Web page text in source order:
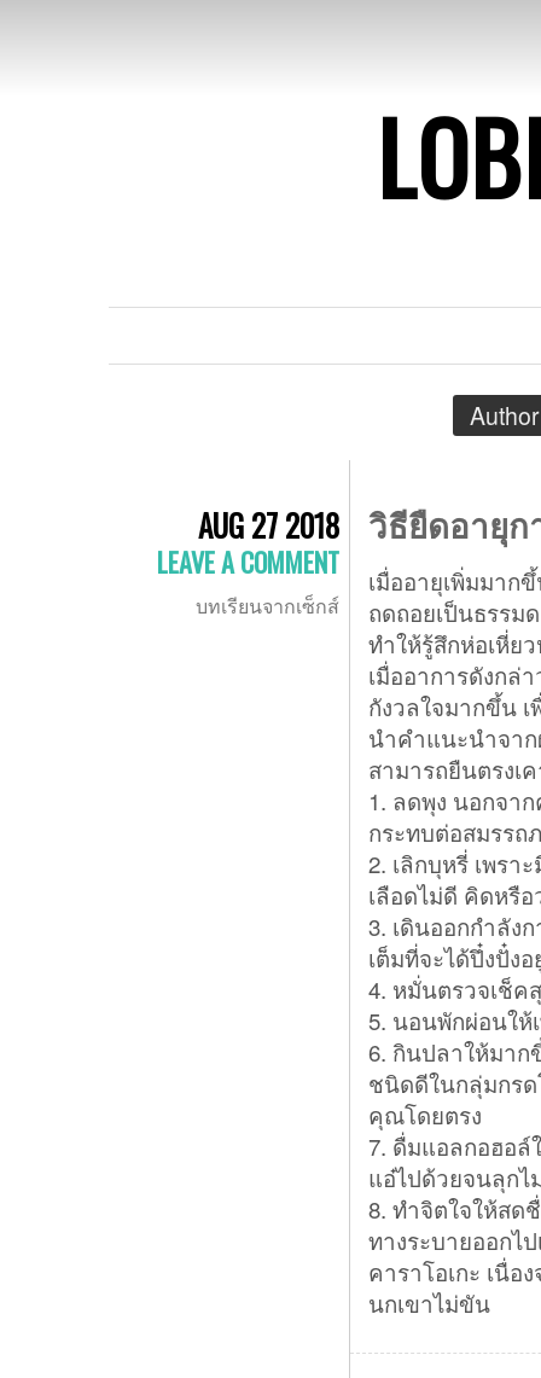
AUG 27 2018
LEAVE A COMMENT
บทเรียนจากเซ็กส์
วิธียืดอายุก
เมื่ออายุเพิ่มมาก
ถดถอยเป็นธรรม
ทำให้รู้สึกห่อเหี่ย
เมื่ออาการดังกล่
กังวลใจมากขึ้น
นำคำแนะนำจา
สามารถยืนตรงเ
1. ลดพุง นอกจา
กระทบต่อสมรรถ
2. เลิกบุหรี่ เพรา
เลือดไม่ดี คิดหรื
3. เดินออกกำลัง
เต็มที่จะได้ปึ๋งปั๋งอ
4. หมั่นตรวจเช็ค
5. นอนพักผ่อนให้
6. กินปลาให้มาก
ชนิดดีในกลุ่มกรด
คุณโดยตรง
7. ดื่มแอลกอฮอล์
แอ๋ไปด้วยจนลุก
8. ทำจิตใจให้สด
ทางระบายออกไ
คาราโอเกะ เนื่
นกเขาไม่ขัน